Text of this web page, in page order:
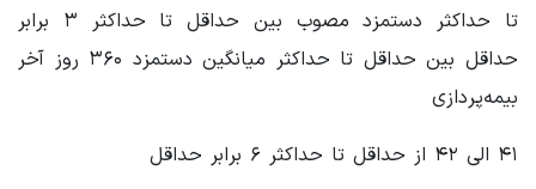
تا حداکثر دستمزد مصوب بین حداقل تا حداکثر ۳ برابر
حداقل بین حداقل تا حداکثر میانگین دستمزد ۳۶۰ روز آخر
بیمه‌پردازی
۴۱ الی ۴۲ از حداقل تا حداکثر ۶ برابر حداقل